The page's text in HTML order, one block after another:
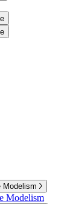
Modelism
Modelism